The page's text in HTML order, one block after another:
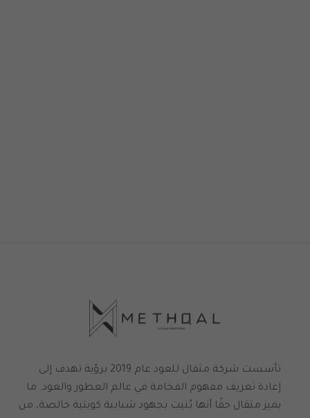
تأسست شركة مثقال للعود عام 2019 برؤية تهدف إلى
إعادة تعريف مفهوم الفخامة في عالم العطور والعود. ما
يميز مثقال حقًا أنها بُنيت بجهود شبابية كويتية خالصة، من